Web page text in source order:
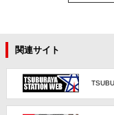
関連サイト